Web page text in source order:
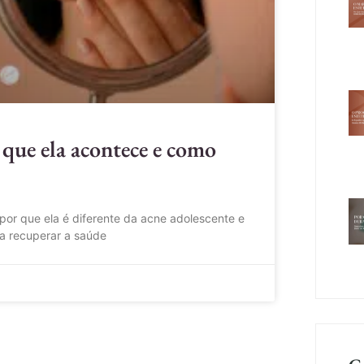
ela acontece e como
que ela é diferente da acne adolescente e
recuperar a saúde